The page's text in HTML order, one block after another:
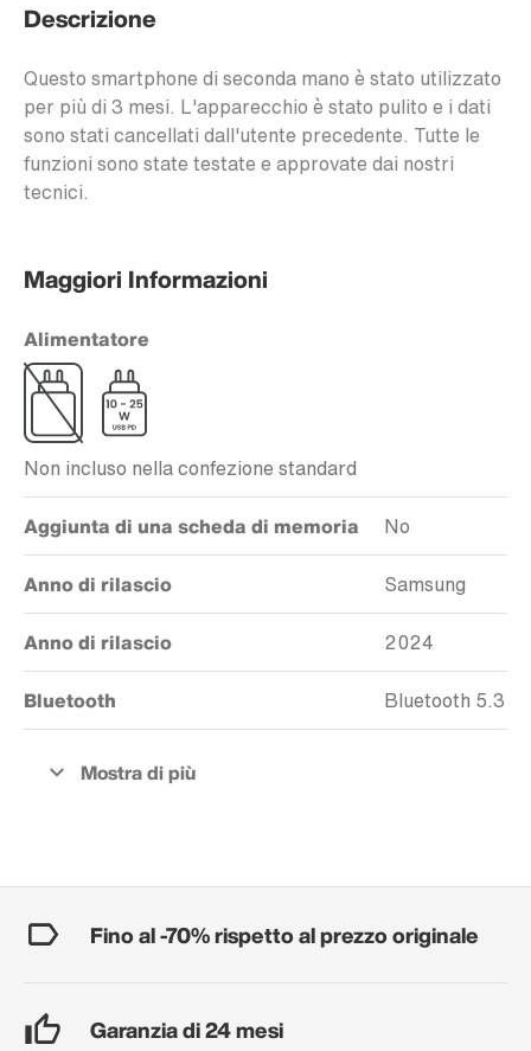
Descrizione
Questo smartphone di seconda mano è stato utilizzato
per più di 3 mesi. L'apparecchio è stato pulito e i dati
sono stati cancellati dall'utente precedente. Tutte le
funzioni sono state testate e approvate dai nostri
tecnici.
Maggiori Informazioni
Alimentatore
Non incluso nella confezione standard
Aggiunta di una scheda di memoria No
Anno di rilascio Samsung
Anno di rilascio 2024
Bluetooth Bluetooth 5.3
Fino al -70% rispetto al prezzo originale
Garanzia di 24 mesi